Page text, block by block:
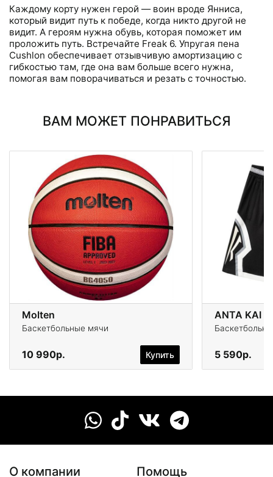
Каждому корту нужен герой — воин вроде Янниса,
который видит путь к победе, когда никто другой не
видит. А героям нужна обувь, которая поможет им
проложить путь. Встречайте Freak 6. Упругая пена
Cushlon обеспечивает отзывчивую амортизацию с
гибкостью там, где она вам больше всего нужна,
помогая вам поворачиваться и резать с точностью.
ВАМ МОЖЕТ ПОНРАВИТЬСЯ
Molten
Баскетбольные мячи
10 990р. Купить
ANTA KAI
5 590р.
О компании Помощь